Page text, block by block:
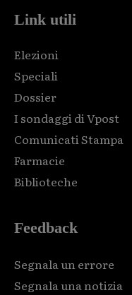
Link utili
Elezioni
Speciali
Dossier
I sondaggi di Vpost
Comunicati Stampa
Farmacie
Biblioteche
Feedback
Segnala un errore
Segnala una notizia